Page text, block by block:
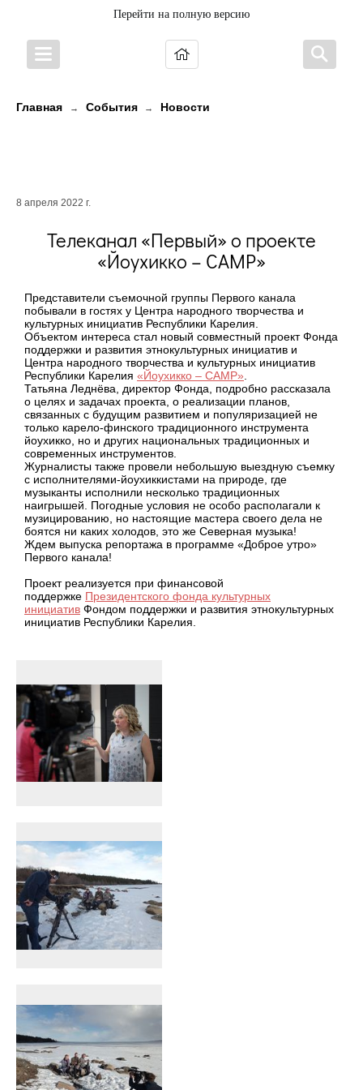
Перейти на полную версию
Главная → События → Новости
8 апреля 2022 г.
Телеканал «Первый» о проекте
«Йоухикко – CAMP»
Представители съемочной группы Первого канала
побывали в гостях у Центра народного творчества и
культурных инициатив Республики Карелия.
Объектом интереса стал новый совместный проект Фонда
поддержки и развития этнокультурных инициатив и
Центра народного творчества и культурных инициатив
Республики Карелия «Йоухикко – CAMP».
Татьяна Леднёва, директор Фонда, подробно рассказала
о целях и задачах проекта, о реализации планов,
связанных с будущим развитием и популяризацией не
только карело-финского традиционного инструмента
йоухикко, но и других национальных традиционных и
современных инструментов.
Журналисты также провели небольшую выездную съемку
с исполнителями-йоухиккистами на природе, где
музыканты исполнили несколько традиционных
наигрышей. Погодные условия не особо располагали к
музицированию, но настоящие мастера своего дела не
боятся ни каких холодов, это же Северная музыка!
Ждем выпуска репортажа в программе «Доброе утро»
Первого канала!
Проект реализуется при финансовой
поддержке Президентского фонда культурных
инициатив Фондом поддержки и развития этнокультурных
инициатив Республики Карелия.